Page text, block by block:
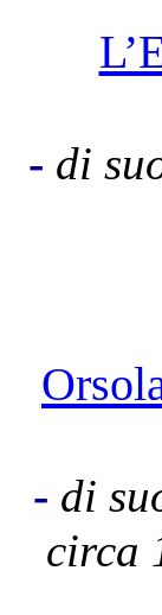
- di
- di
circa